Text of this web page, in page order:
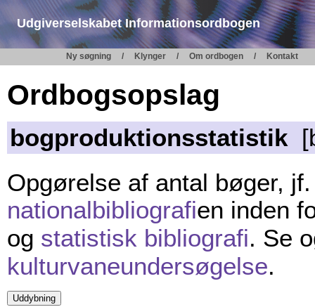
Udgiverselskabet Informationsordbogen
Ny søgning Klynger Om ordbogen Kontakt
Ordbogsopslag
bogproduktionsstatistik
Opgørelse af antal bøger,
nationalbibliografien inden
og statistisk bibliografi. Se
kulturvaneundersøgelse.